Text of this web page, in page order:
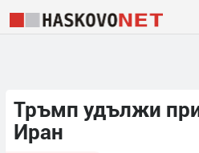
Тръмп удължи
Иран